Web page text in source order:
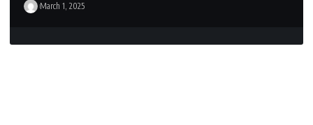
March 1, 2025